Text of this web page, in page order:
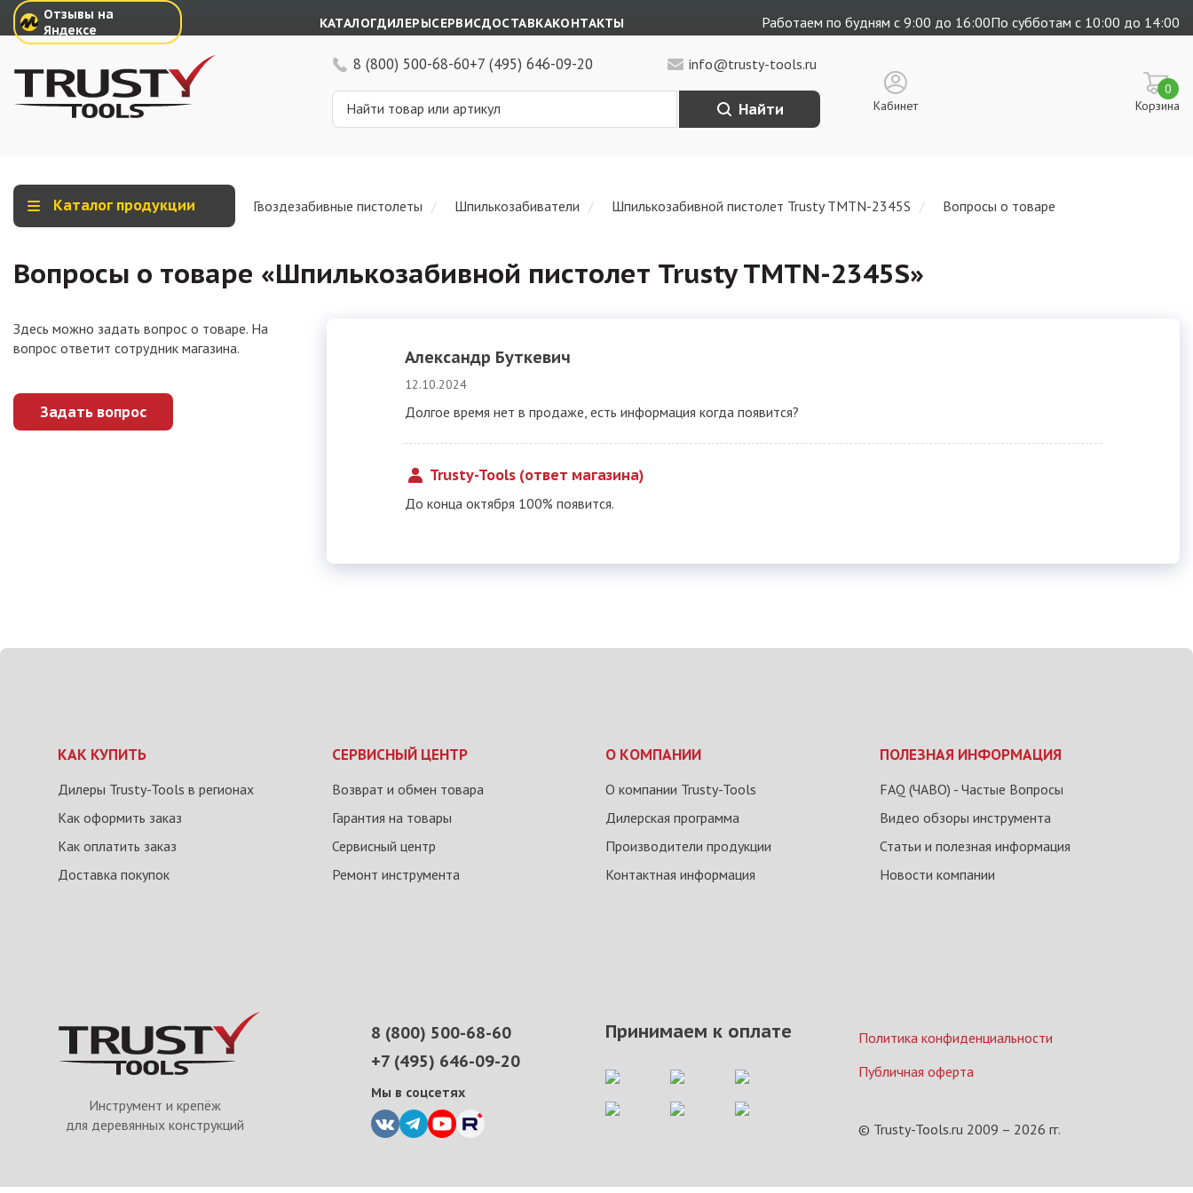
Отзывы на
Яндексе
КАТАЛОГДИЛЕРЫСЕРВИСДОСТАВКАКОНТАКТЫ Работаем по будням с 9:00 до 16:00По субботам с 10:00 до 14:00
8 (800) 500-68-60+7 (495) 646-09-20 info@trusty-tools.ru
Найти Кабинет Корзина
0
Каталог продукции Гвоздезабивные пистолеты Шпилькозабиватели Шпилькозабивной пистолет Trusty TMTN-2345S Вопросы о товаре
Вопросы о товаре «Шпилькозабивной пистолет Trusty TMTN-2345S»
Здесь можно задать вопрос о товаре. На
вопрос ответит сотрудник магазина.
Задать вопрос
Александр Буткевич
12.10.2024
Долгое время нет в продаже, есть информация когда появится?
Trusty-Tools (ответ магазина)
До конца октября 100% появится.
КАК КУПИТЬ
Дилеры Trusty-Tools в регионах
Как оформить заказ
Как оплатить заказ
Доставка покупок
СЕРВИСНЫЙ ЦЕНТР
Возврат и обмен товара
Гарантия на товары
Сервисный центр
Ремонт инструмента
О КОМПАНИИ
О компании Trusty-Tools
Дилерская программа
Производители продукции
Контактная информация
ПОЛЕЗНАЯ ИНФОРМАЦИЯ
FAQ (ЧАВО) - Частые Вопросы
Видео обзоры инструмента
Статьи и полезная информация
Новости компании
Инструмент и крепёж
для деревянных конструкций
8 (800) 500-68-60
+7 (495) 646-09-20
Мы в соцсетях
Принимаем к оплате
Политика конфиденциальности
Публичная оферта
© Trusty-Tools.ru 2009 – 2026 гг.